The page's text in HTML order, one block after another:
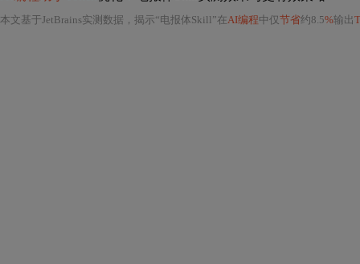
本文基于JetBrains实测数据，揭示“电报体Skill”在AI编程中仅节省约8.5%输出